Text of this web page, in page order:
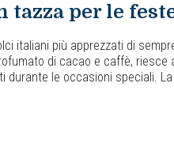
tazza per le
italiani più apprezzati di
di cacao e caffè, riesce
durante le occasioni speciali. La